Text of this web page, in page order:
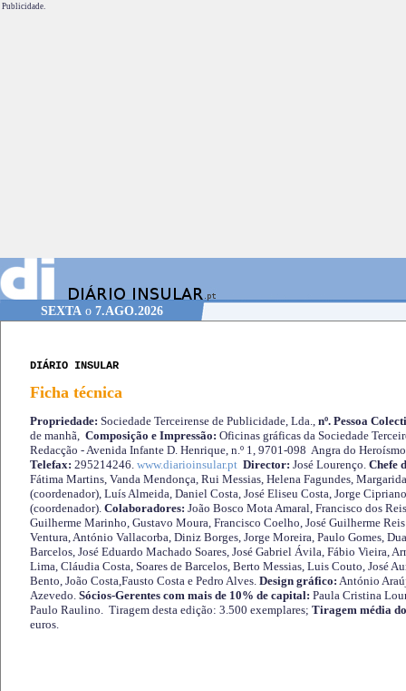
Publicidade.
SEXTA o 7.AGO.2026
DIÁRIO INSULAR
Ficha técnica
Propriedade: Sociedade Terceirense de Publicidade, Lda., nº. Pessoa
de manhã, Composição e Impressão: Oficinas gráficas da Sociedade
Redacção - Avenida Infante D. Henrique, n.º 1, 9701-098 Angra do
Telefax: 295214246. www.diarioinsular.pt Director: José Lourenço. Chefe
Fátima Martins, Vanda Mendonça, Rui Messias, Helena Fagundes,
(coordenador), Luís Almeida, Daniel Costa, José Eliseu Costa, Jorge
(coordenador). Colaboradores: João Bosco Mota Amaral, Francisco dos
Guilherme Marinho, Gustavo Moura, Francisco Coelho, José Guilherme
Ventura, António Vallacorba, Diniz Borges, Jorge Moreira, Paulo Gomes,
Barcelos, José Eduardo Machado Soares, José Gabriel Ávila, Fábio Vieira,
Lima, Cláudia Costa, Soares de Barcelos, Berto Messias, Luis Couto, José
Bento, João Costa,Fausto Costa e Pedro Alves. Design gráfico: António
Azevedo. Sócios-Gerentes com mais de 10% de capital: Paula Cristina
Paulo Raulino. Tiragem desta edição: 3.500 exemplares; Tiragem média
euros.